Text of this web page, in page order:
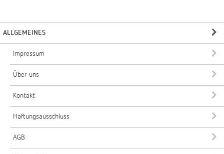
ALLGEMEINES
Impressum
Über uns
Kontakt
Haftungsausschluss
AGB